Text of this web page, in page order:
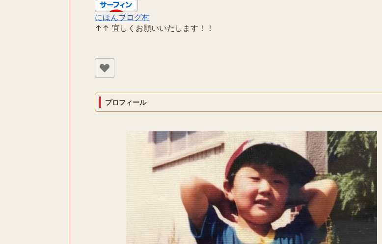
にほんブログ村
↑↑ 宜しくお願いいたします！！
プロフィール